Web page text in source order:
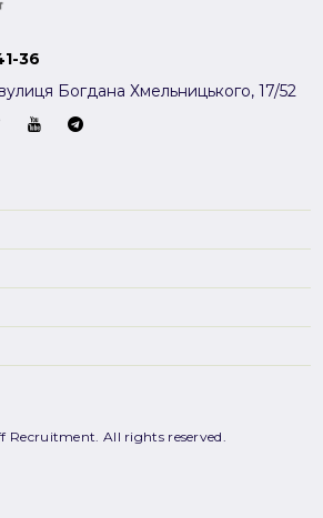
36
вулиця Богдана Хмельницького, 17/52
Recruitment. All rights reserved.